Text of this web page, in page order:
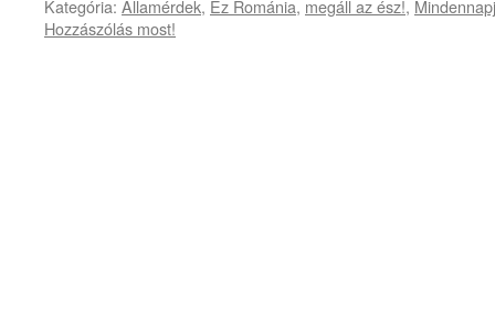
Kategória: Államérdek, Ez Románia, megáll az ész!,
Hozzászólás most!